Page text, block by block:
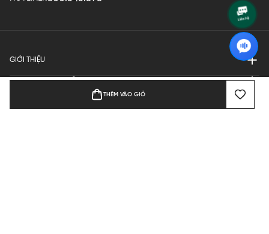
THÊM VÀO GIỎ
GIỚI THIỆU
QUY ĐỊNH HOẠT ĐỘNG